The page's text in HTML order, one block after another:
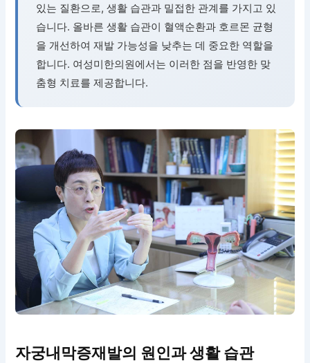
있는 질환으로, 생활 습관과 밀접한 관계를 가지고 있
습니다. 올바른 생활 습관이 혈액순환과 호르몬 균형
을 개선하여 재발 가능성을 낮추는 데 중요한 역할을
합니다. 여성미한의원에서는 이러한 점을 반영한 맞
춤형 치료를 제공합니다.
자궁내막증재발의 원인과 생활 습관